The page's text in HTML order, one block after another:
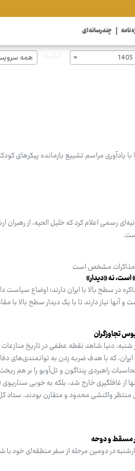
نامه چندرسانه ای
1405 همه
مراسم تشییع بازمانده پیکرهای
رسمی اعلام کرد که خلیل الحیه، از رهبران
مذاکرات مشخص است
است، نه «دیدار»
در سطح بالا با ایران دارند؛ اوضاع
نیاز دارند تا با یک دیدار سطح بالا با
تجاوزگران
شنبه، دنیا شاهد نقطه عطفی در تاریخ
ایران، که با هدف ضربه زدن به توانمندی‌های
راهبردی پنتاگون و تل‌آویو را بر هم
از غافلگیری خارج شد، بلکه به خوبی
واکنشی محدود و متقارن بودند، ستاد
مسقط و دوحه
در دومین مرحله از سفر منطقه‌ای خود